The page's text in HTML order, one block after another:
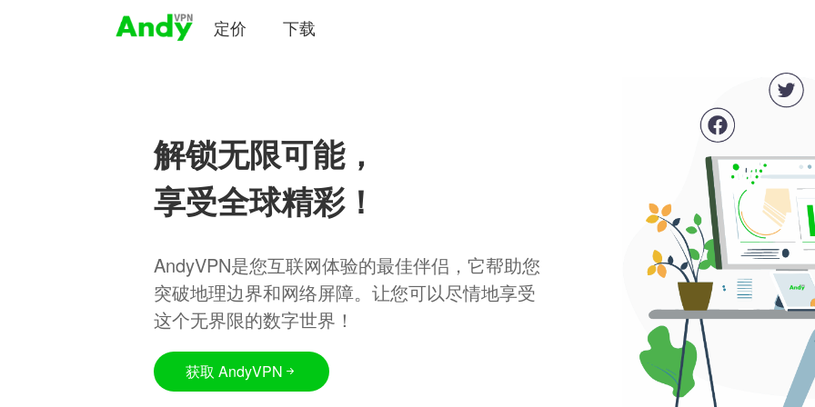
定价 下载
解锁无限可能，
享受全球精彩！
AndyVPN是您互联网体验的最佳伴侣，它帮助您
突破地理边界和网络屏障。让您可以尽情地享受
这个无界限的数字世界！
获取 AndyVPN